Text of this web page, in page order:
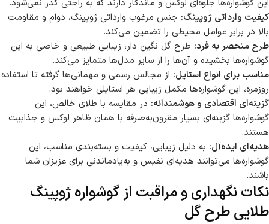
این گوشواره‌ها جلوه‌ای لوکس و ماندگار دارند که به راحتی کدر نمی‌شود.
کیفیت وارداتی ژوپینگ: جنس مرغوب وارداتی ژوپینگ، دوام و مقاومت
بالا در برابر عوامل محیطی را تضمین می‌کند.
طرح منحصر به فرد: طرح گل نگین دار، زیبایی طبیعی و خاصی به این
گوشواره‌ها بخشیده و آن‌ها را از سایر مدل‌ها متمایز می‌کند.
مناسب برای انواع استایل: از مجالس رسمی و مهمانی‌ها گرفته تا استفاده
روزمره، این گوشواره‌ها مکمل زیبایی هر استایلی خواهند بود.
گزینه‌ای اقتصادی و هوشمندانه: در مقایسه با طلای خالص، این
گوشواره‌ها گزینه‌ای بسیار مقرون‌به‌صرفه با همان ظاهر لوکس و جذابیت
هستند.
هدیه‌ای ایده‌آل: به دلیل زیبایی، کیفیت و بسته‌بندی مناسب، این
گوشواره‌ها می‌توانند هدیه‌ای نفیس و به‌یادماندنی برای عزیزان شما
باشند.
نکات نگهداری و مراقبت از گوشواره ژوپینگ
طلایی طرح گل